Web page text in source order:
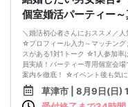
個室婚活パーティー
＼婚活初心者さんにおススメ／
☆プロフィール入力～マッチン
スがある1対1トーク ☆1人参加
員実績！パーティー専用個室会
案内を徹底！ ☆イベント後も気
ーチ機能） スタッフが最初から
て人気の方と一度もお話できず
草津市 | 8月9日(日)